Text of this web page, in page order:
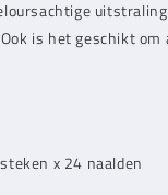
is het geschikt
x 24 naalden